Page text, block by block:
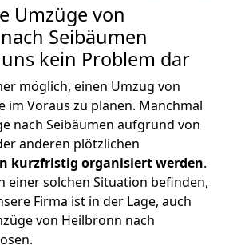
Umzüge von
Seibäumen
kein Problem dar
möglich, einen Umzug von
im Voraus zu planen. Manchmal
nach Seibäumen aufgrund von
anderen plötzlichen
kurzfristig organisiert werden.
einer solchen Situation befinden,
Firma ist in der Lage, auch
von Heilbronn nach